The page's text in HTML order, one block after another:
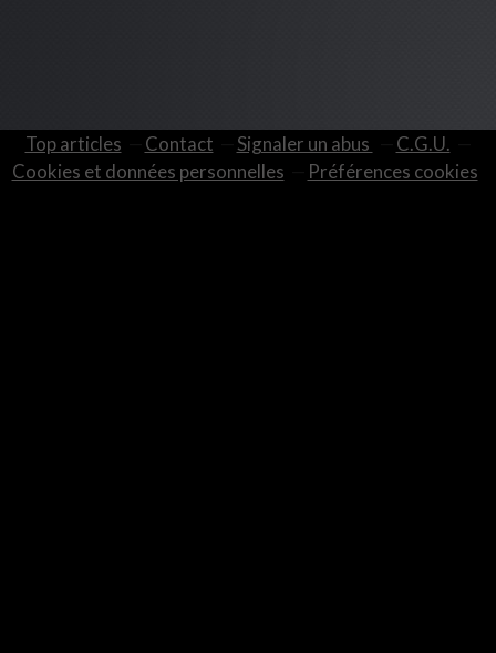
Top articles Contact Signaler un abus
C.G.U.
Cookies et données personnelles
Préférences cookies